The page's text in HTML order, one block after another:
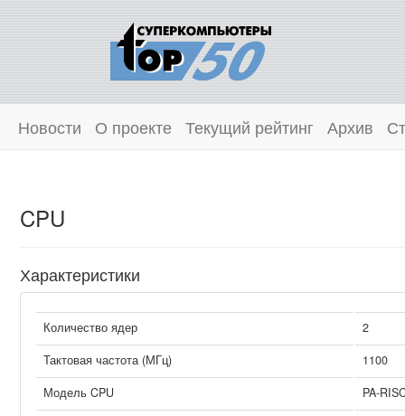
Новости О проекте Текущий рейтинг Архив
CPU
Характеристики
Количество ядер
2
Тактовая частота (МГц)
1100
Модель CPU
PA-